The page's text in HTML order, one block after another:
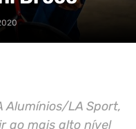
Alumínios/LA Sport,
ao mais alto nível